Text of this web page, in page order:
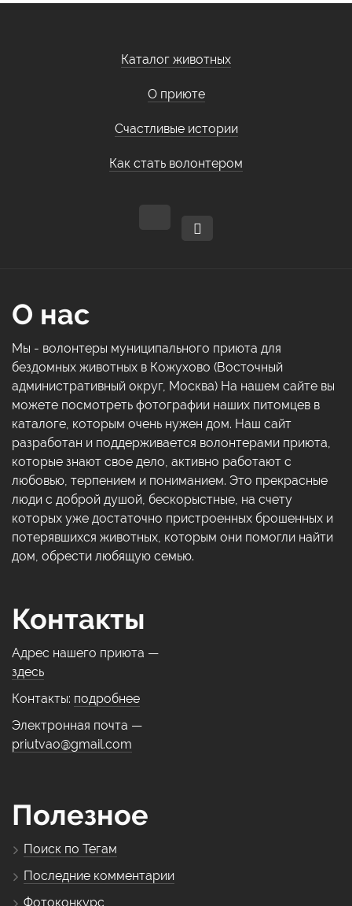
Каталог животных
О приюте
Счастливые истории
Как стать волонтером
О нас
Мы - волонтеры муниципального приюта для
бездомных животных в Кожухово (Восточный
административный округ, Москва) На нашем сайте вы
можете посмотреть фотографии наших питомцев в
каталоге, которым очень нужен дом. Наш сайт
разработан и поддерживается волонтерами приюта,
которые знают свое дело, активно работают с
любовью, терпением и пониманием. Это прекрасные
люди с доброй душой, бескорыстные, на счету
которых уже достаточно пристроенных брошенных и
потерявшихся животных, которым они помогли найти
дом, обрести любящую семью.
Контакты
Адрес нашего приюта —
здесь
Контакты: подробнее
Электронная почта —
priutvao@gmail.com
Полезное
Поиск по Тегам
Последние комментарии
Фотоконкурс